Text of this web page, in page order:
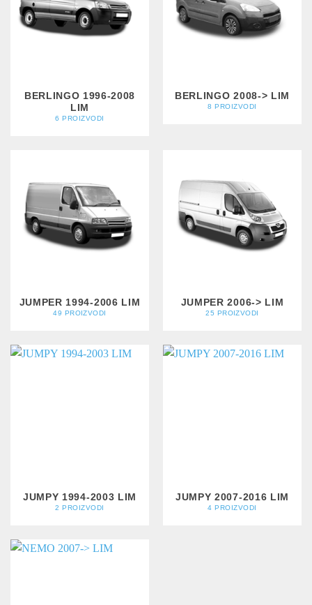
BERLINGO 1996-2008
LIM
6 PROIZVODI
BERLINGO 2008-> LIM
8 PROIZVODI
JUMPER 1994-2006 LIM
49 PROIZVODI
JUMPER 2006-> LIM
25 PROIZVODI
JUMPY 1994-2003 LIM
2 PROIZVODI
JUMPY 2007-2016 LIM
4 PROIZVODI